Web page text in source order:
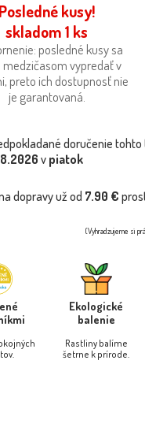
Posledné kusy!
skladom 1 ks
posledné kusy sa
medzičasom vypredať v
preto ich dostupnosť nie
je garantovaná.
doručenie
v piatok
dopravy už od 7.90 €
(Vyhradzujeme si
Ekologické
balenie
Rastliny balíme
šetrne k prírode.